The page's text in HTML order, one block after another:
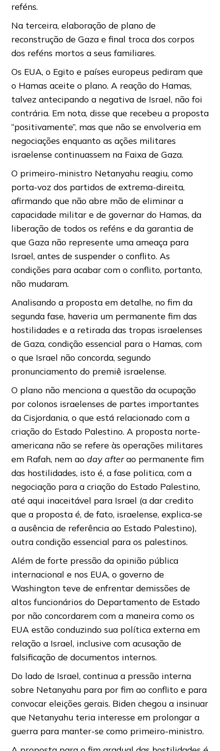
reféns.
Na terceira, elaboração de plano de
reconstrução de Gaza e final troca dos corpos
dos reféns mortos a seus familiares.
Os EUA, o Egito e países europeus pediram que
o Hamas aceite o plano. A reação do Hamas,
talvez antecipando a negativa de Israel, não foi
contrária. Em nota, disse que recebeu a proposta
“positivamente”, mas que não se envolveria em
negociações enquanto as ações militares
israelense continuassem na Faixa de Gaza.
O primeiro-ministro Netanyahu reagiu, como
porta-voz dos partidos de extrema-direita,
afirmando que não abre mão de eliminar a
capacidade militar e de governar do Hamas, da
liberação de todos os reféns e da garantia de
que Gaza não represente uma ameaça para
Israel, antes de suspender o conflito. As
condições para acabar com o conflito, portanto,
não mudaram.
Analisando a proposta em detalhe, no fim da
segunda fase, haveria um permanente fim das
hostilidades e a retirada das tropas israelenses
de Gaza, condição essencial para o Hamas, com
o que Israel não concorda, segundo
pronunciamento do premiê israelense.
O plano não menciona a questão da ocupação
por colonos israelenses de partes importantes
da Cisjordania, o que está relacionado com a
criação do Estado Palestino. A proposta norte-
americana não se refere às operações militares
em Rafah, nem ao day afterao permanente fim
das hostilidades, isto é, a fase politica, com a
negociação para a criação do Estado Palestino,
até aqui inaceitável para Israel (a dar credito
que a proposta é, de fato, israelense, explica-se
a ausência de referência ao Estado Palestino),
outra condição essencial para os palestinos.
Além de forte pressão da opinião pública
internacional e nos EUA, o governo de
Washington teve de enfrentar demissões de
altos funcionários do Departamento de Estado
por não concordarem com a maneira como os
EUA estão conduzindo sua política externa em
relação a Israel, inclusive com acusação de
falsificação de documentos internos.
Do lado de Israel, continua a pressão interna
sobre Netanyahu para por fim ao conflito e para
convocar eleições gerais. Biden chegou a insinuar
que Netanyahu teria interesse em prolongar a
guerra para manter-se como primeiro-ministro.